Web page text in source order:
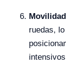
ruedas,